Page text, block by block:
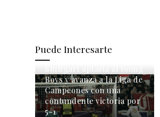
Puede Interesarte
Boys y avanza a la Liga de
Campeones con una
contundente victoria por
5-1